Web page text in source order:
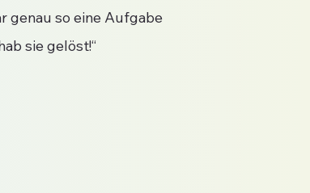
genau so eine Aufgabe
sie gelöst!“